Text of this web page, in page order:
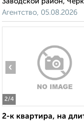
Агентство, 05.08.2026
2/4
‹
2-к квартира, на